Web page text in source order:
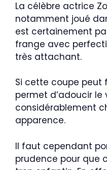
La célèbre actrice
notamment joué
est certainement
frange avec
très attachant.
Si cette coupe peut
permet d’adoucir
considérablement
apparence.
Il faut cependant
prudence pour que